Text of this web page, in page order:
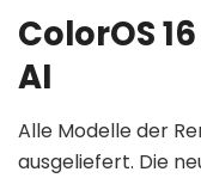
ColorOS
AI
Alle Modelle der
ausgeliefert. Die